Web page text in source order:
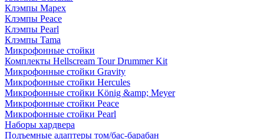
Клэмпы Mapex
Клэмпы Peace
Клэмпы Pearl
Клэмпы Tama
Микрофонные стойки
Комплекты Hellscream Tour Drummer Kit
Микрофонные стойки Gravity
Микрофонные стойки Hercules
Микрофонные стойки König &amp; Meyer
Микрофонные стойки Peace
Микрофонные стойки Pearl
Наборы хардвера
Подъемные адаптеры том/бас-барабан